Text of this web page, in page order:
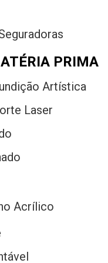
PRIMA
Artística
Laser
Acrílico